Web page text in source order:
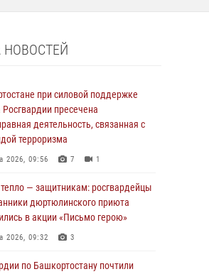
НОВОСТЕЙ
при силовой поддержке
Росгвардии пресечена
деятельность, связанная с
терроризма
2026, 09:56 7 1
— защитникам: росгвардейцы
дюртюлинского приюта
в акции «Письмо герою»
2026, 09:32 3
по Башкортостану почтили